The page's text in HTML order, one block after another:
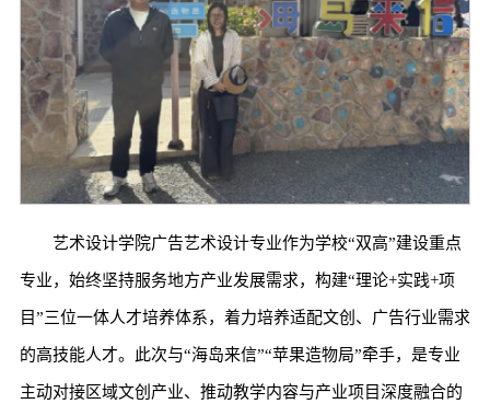
艺术设计学院广告艺术设计专业作为学校“双高”建设重点
专业，始终坚持服务地方产业发展需求，构建“理论+实践+项
目”三位一体人才培养体系，着力培养适配文创、广告行业需求
的高技能人才。此次与“海岛来信”“苹果造物局”牵手，是专业
主动对接区域文创产业、推动教学内容与产业项目深度融合的